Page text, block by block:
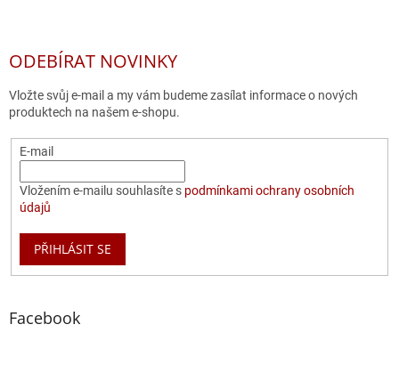
ODEBÍRAT NOVINKY
Vložte svůj e-mail a my vám budeme zasílat informace o nových
produktech na našem e-shopu.
E-mail
Vložením e-mailu souhlasíte s podmínkami ochrany osobních
údajů
PŘIHLÁSIT SE
Facebook